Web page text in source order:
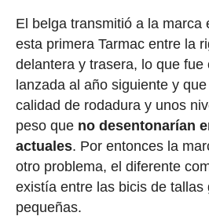
El belga transmitió a la marca
esta primera Tarmac entre la
delantera y trasera, lo que fue
lanzada al año siguiente y
calidad de rodadura y unos
peso queno desentonarían
actuales. Por entonces la
otro problema, el diferente
existía entre las bicis de tallas
pequeñas.